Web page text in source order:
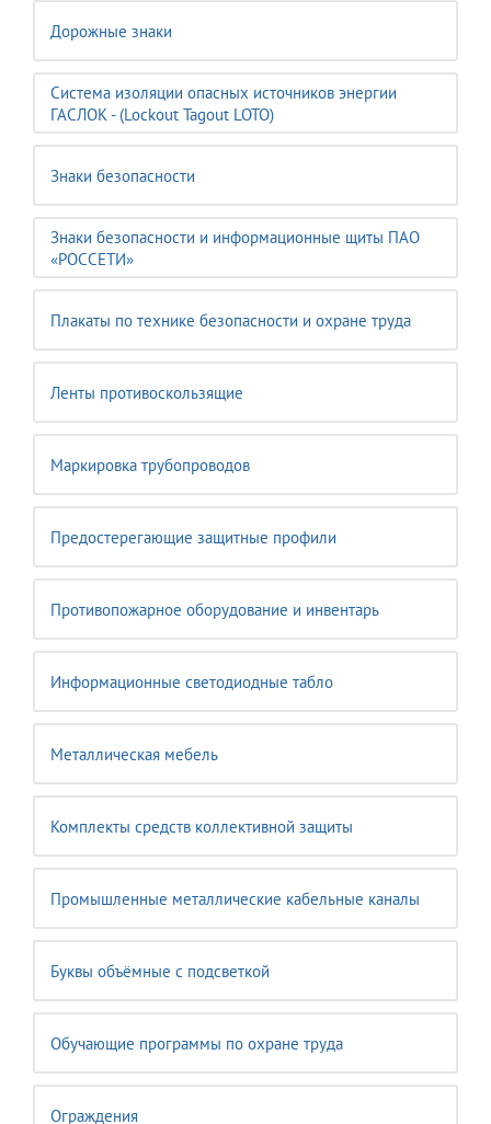
Дорожные знаки
Система изоляции опасных источников энергии
ГАСЛОК - (Lockout Tagout LOTO)
Знаки безопасности
Знаки безопасности и информационные щиты ПАО
«РОССЕТИ»
Плакаты по технике безопасности и охране труда
Ленты противоскользящие
Маркировка трубопроводов
Предостерегающие защитные профили
Противопожарное оборудование и инвентарь
Информационные светодиодные табло
Металлическая мебель
Комплекты средств коллективной защиты
Промышленные металлические кабельные каналы
Буквы объёмные с подсветкой
Обучающие программы по охране труда
Ограждения